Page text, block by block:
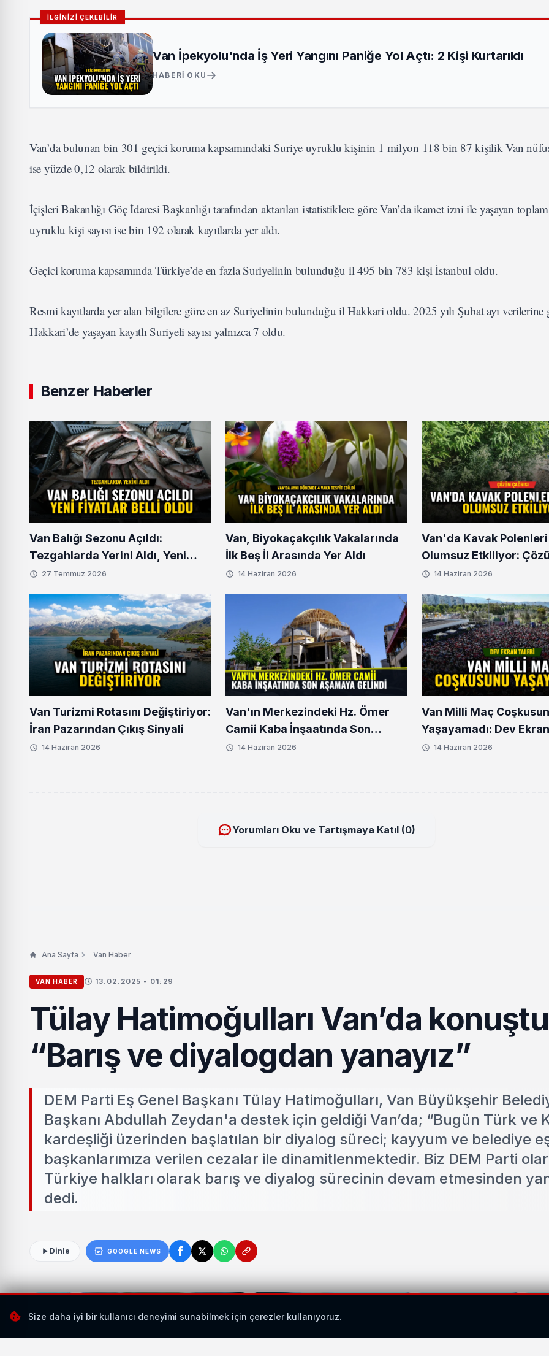
İLGİNİZİ ÇEKEBİLİR
Van İpekyolu'nda İş Yeri Yangını Paniğe Yol Açtı: 2 Kişi Kurtarıldı
HABERI OKU
Van’da bulunan bin 301 geçici koruma kapsamındaki Suriye uyruklu kişinin 1 milyon 118 bin 87 kişilik Van
ise yüzde 0,12 olarak bildirildi.
İçişleri Bakanlığı Göç İdaresi Başkanlığı tarafından aktarılan istatistiklere göre Van’da ikamet izni ile yaşayan
uyruklu kişi sayısı ise bin 192 olarak kayıtlarda yer aldı.
Geçici koruma kapsamında Türkiye’de en fazla Suriyelinin bulunduğu il 495 bin 783 kişi İstanbul oldu.
Resmi kayıtlarda yer alan bilgilere göre en az Suriyelinin bulunduğu il Hakkari oldu. 2025 yılı Şubat ayı verilerine
Hakkari’de yaşayan kayıtlı Suriyeli sayısı yalnızca 7 oldu.
Benzer Haberler
Van Balığı Sezonu Açıldı:
Tezgahlarda Yerini Aldı, Yeni
Fiyatlar Belli Oldu
27 Temmuz 2026
Van, Biyokaçakçılık Vakalarında
İlk Beş İl Arasında Yer Aldı
14 Haziran 2026
Van'da Kavak Polenleri
Olumsuz Etkiliyor:
14 Haziran 2026
Van Turizmi Rotasını Değiştiriyor:
İran Pazarından Çıkış Sinyali
14 Haziran 2026
Van'ın Merkezindeki Hz. Ömer
Camii Kaba İnşaatında Son
Aşamaya Gelindi
14 Haziran 2026
Van Milli Maç
Yaşayamadı: Dev
14 Haziran 2026
Yorumları Oku ve Tartışmaya Katıl (0)
Ana Sayfa Van Haber
VAN HABER 13.02.2025 - 01:29
Tülay Hatimoğulları Van’da
“Barış ve diyalogdan yanayız”
DEM Parti Eş Genel Başkanı Tülay Hatimoğulları, Van Büyükşehir
Başkanı Abdullah Zeydan'a destek için geldiği Van’da; “Bugün Türk ve
kardeşliği üzerinden başlatılan bir diyalog süreci; kayyum ve belediye
başkanlarımıza verilen cezalar ile dinamitlenmektedir. Biz DEM Parti
Türkiye halkları olarak barış ve diyalog sürecinin devam etmesinden
dedi.
Dinle GOOGLE NEWS
Size daha iyi bir kullanıcı deneyimi sunabilmek için çerezler kullanıyoruz.